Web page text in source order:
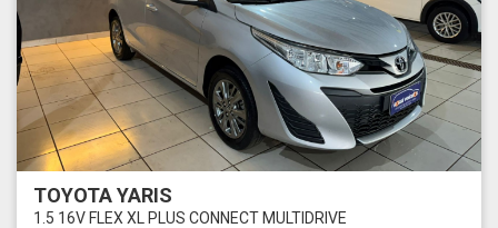
TOYOTA YARIS
1.5 16V FLEX XL PLUS CONNECT MULTIDRIVE